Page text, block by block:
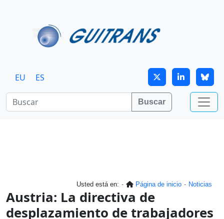
EU ES
Buscar
Usted está en: Página de inicio Noticias
Austria: La directiva de
desplazamiento de trabajadores